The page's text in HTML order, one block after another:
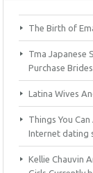
The Birth of
Tma Japanese
Purchase Brides
Latina Wives
Things You
Internet dating
Kellie Chauvin